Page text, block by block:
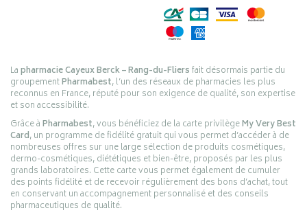
Lapharmacie Cayeux Berck – Rang-du-Fliersfait désormais partie du
groupementPharmabest, l’un des réseaux de pharmacies les plus
reconnus en France, réputé pour son exigence de qualité, son expertise
et son accessibilité.
Grâce àPharmabest, vous bénéficiez de la carte privilègeMy Very Best
Card, un programme de fidélité gratuit qui vous permet d’accéder à de
nombreuses offres sur une large sélection de produits cosmétiques,
dermo-cosmétiques, diététiques et bien-être, proposés par les plus
grands laboratoires. Cette carte vous permet également de cumuler
des points fidélité et de recevoir régulièrement des bons d’achat, tout
en conservant un accompagnement personnalisé et des conseils
pharmaceutiques de qualité.